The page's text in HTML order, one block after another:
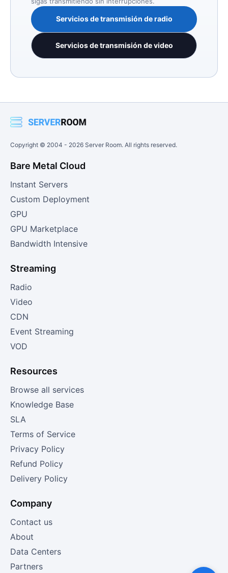
Servicios de transmisión de radio
Servicios de transmisión de video
Copyright © 2004 - 2026 Server Room. All rights reserved.
Bare Metal Cloud
Instant Servers
Custom Deployment
GPU
GPU Marketplace
Bandwidth Intensive
Streaming
Radio
Video
CDN
Event Streaming
VOD
Resources
Browse all services
Knowledge Base
SLA
Terms of Service
Privacy Policy
Refund Policy
Delivery Policy
Company
Contact us
About
Data Centers
Partners